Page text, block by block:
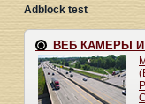
Adblock test